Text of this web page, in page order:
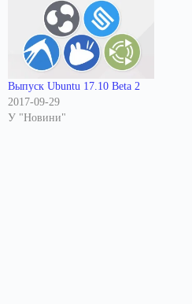
Выпуск Ubuntu 17.10 Beta 2
2017-09-29
У "Новини"